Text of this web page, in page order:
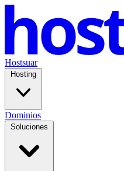
Hostsuar
Hosting
Dominios
Soluciones